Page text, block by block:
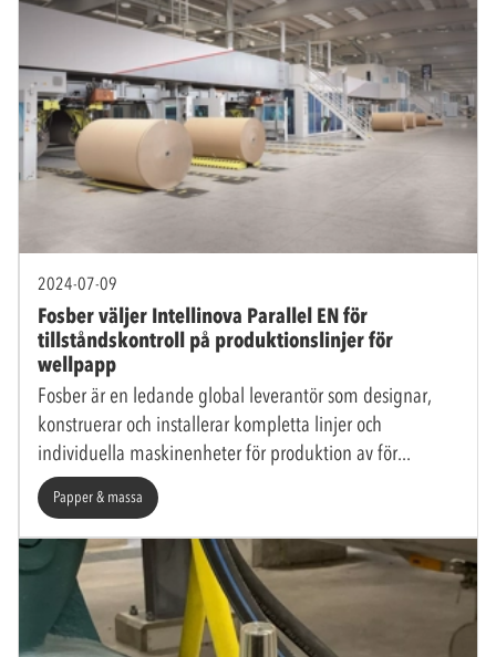
2024-07-09
Fosber väljer Intellinova Parallel EN för
tillståndskontroll på produktionslinjer för
wellpapp
Fosber är en ledande global leverantör som designar,
konstruerar och installerar kompletta linjer och
individuella maskinenheter för produktion av för
Papper & massa